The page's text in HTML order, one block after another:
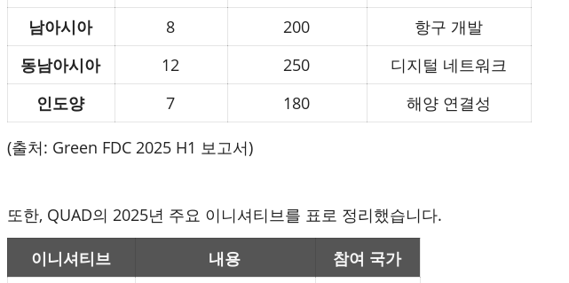
남아시아
8 200
항구 개발
동남아시아
12 250
디지털 네트워크
인도양
7 180 해양 연결성
(출처: Green FDC 2025 H1 보고서)
또한, QUAD의 2025년 주요 이니셔티브를 표로 정리했습니다.
이니셔티브 내용
참여 국가